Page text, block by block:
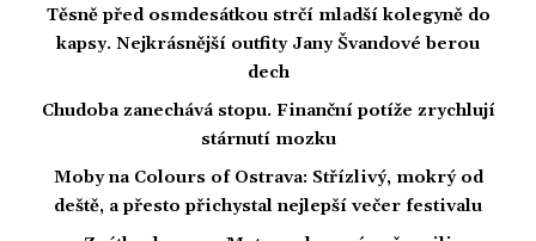
Těsně před osmdesátkou strčí mladší kolegyně do
kapsy. Nejkrásnější outfity Jany Švandové berou
dech
Chudoba zanechává stopu. Finanční potíže zrychlují
stárnutí mozku
Moby na Colours of Ostrava: Střízlivý, mokrý od
deště, a přesto přichystal nejlepší večer festivalu